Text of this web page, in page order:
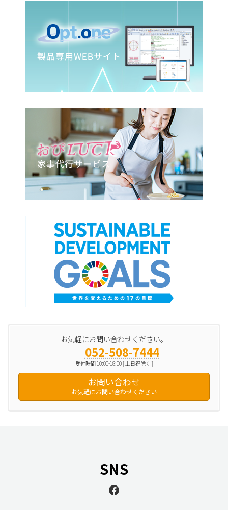
お気軽にお問い合わせください。
052-508-7444
受付時間 10:00-18:00 [ 土日祝除く ]
お問い合わせ
お気軽にお問い合わせください
SNS
Facebook